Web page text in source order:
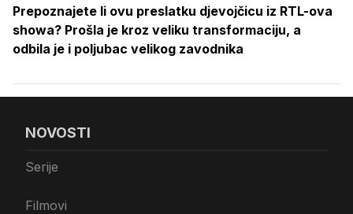
Prepoznajete li ovu preslatku djevojčicu iz RTL-ova
showa? Prošla je kroz veliku transformaciju, a
odbila je i poljubac velikog zavodnika
NOVOSTI
Serije
Filmovi